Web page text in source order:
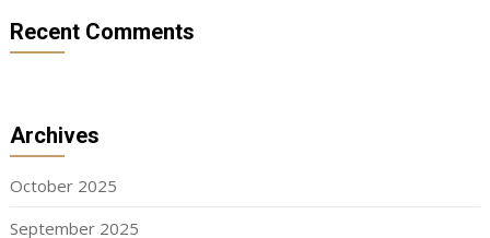
Recent Comments
Archives
October 2025
September 2025